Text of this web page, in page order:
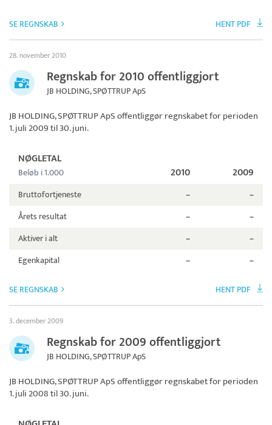
SE REGNSKAB HENT PDF
28. november 2010
Regnskab for 2010 offentliggjort
JB HOLDING, SPØTTRUP ApS
JB HOLDING, SPØTTRUP ApSoffentliggør regnskabet for perioden
1. juli 2009 til 30. juni.
NØGLETAL
Beløb i 1.000 2010 2009
Bruttofortjeneste –
–
Årets resultat
–
–
Aktiver i alt
–
–
Egenkapital
– –
SE REGNSKAB HENT PDF
3. december 2009
Regnskab for 2009 offentliggjort
JB HOLDING, SPØTTRUP ApS
JB HOLDING, SPØTTRUP ApSoffentliggør regnskabet for perioden
1. juli 2008 til 30. juni.